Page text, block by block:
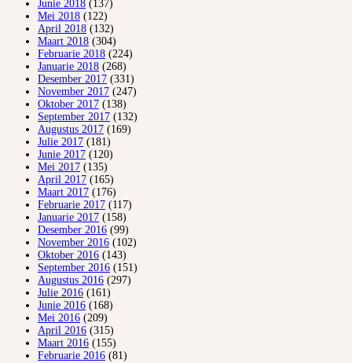
Junie 2018 (137)
Mei 2018 (122)
April 2018 (132)
Maart 2018 (304)
Februarie 2018 (224)
Januarie 2018 (268)
Desember 2017 (331)
November 2017 (247)
Oktober 2017 (138)
September 2017 (132)
Augustus 2017 (169)
Julie 2017 (181)
Junie 2017 (120)
Mei 2017 (135)
April 2017 (165)
Maart 2017 (176)
Februarie 2017 (117)
Januarie 2017 (158)
Desember 2016 (99)
November 2016 (102)
Oktober 2016 (143)
September 2016 (151)
Augustus 2016 (297)
Julie 2016 (161)
Junie 2016 (168)
Mei 2016 (209)
April 2016 (315)
Maart 2016 (155)
Februarie 2016 (81)